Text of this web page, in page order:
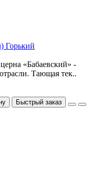
Горький
«Бабаевский» -
Тающая тек..
Быстрый заказ